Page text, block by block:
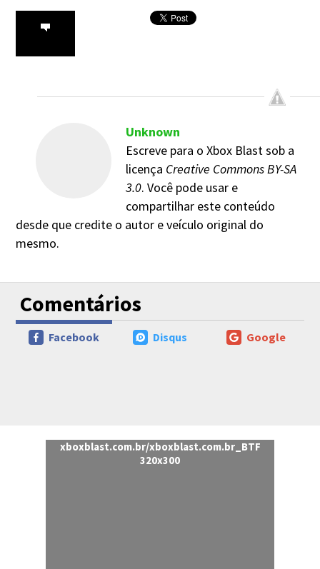
Unknown
Escreve para o Xbox Blast sob a
licença Creative Commons BY-SA
3.0. Você pode usar e
compartilhar este conteúdo
desde que credite o autor e veículo original do
mesmo.
Comentários
Google
Disqus
Facebook
xboxblast.com.br/xboxblast.com.br_BTF
320x300